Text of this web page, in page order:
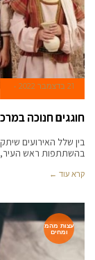
21 בדצמבר 2022
חוגגים חנוכה
בין שלל האירועים
בהשתתפות ראש העיר,
קרא עוד ←
עצות מהמ
ומחים